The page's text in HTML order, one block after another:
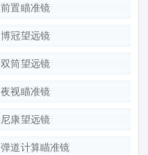
前置瞄准镜
博冠望远镜
双筒望远镜
夜视瞄准镜
尼康望远镜
弹道计算瞄准镜